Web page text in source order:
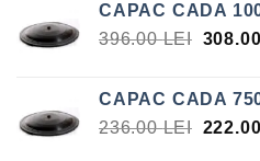
CAPAC CADA
396.00LEI
FOST:
308.00
CAPAC CADA
236.00LEI 222.00